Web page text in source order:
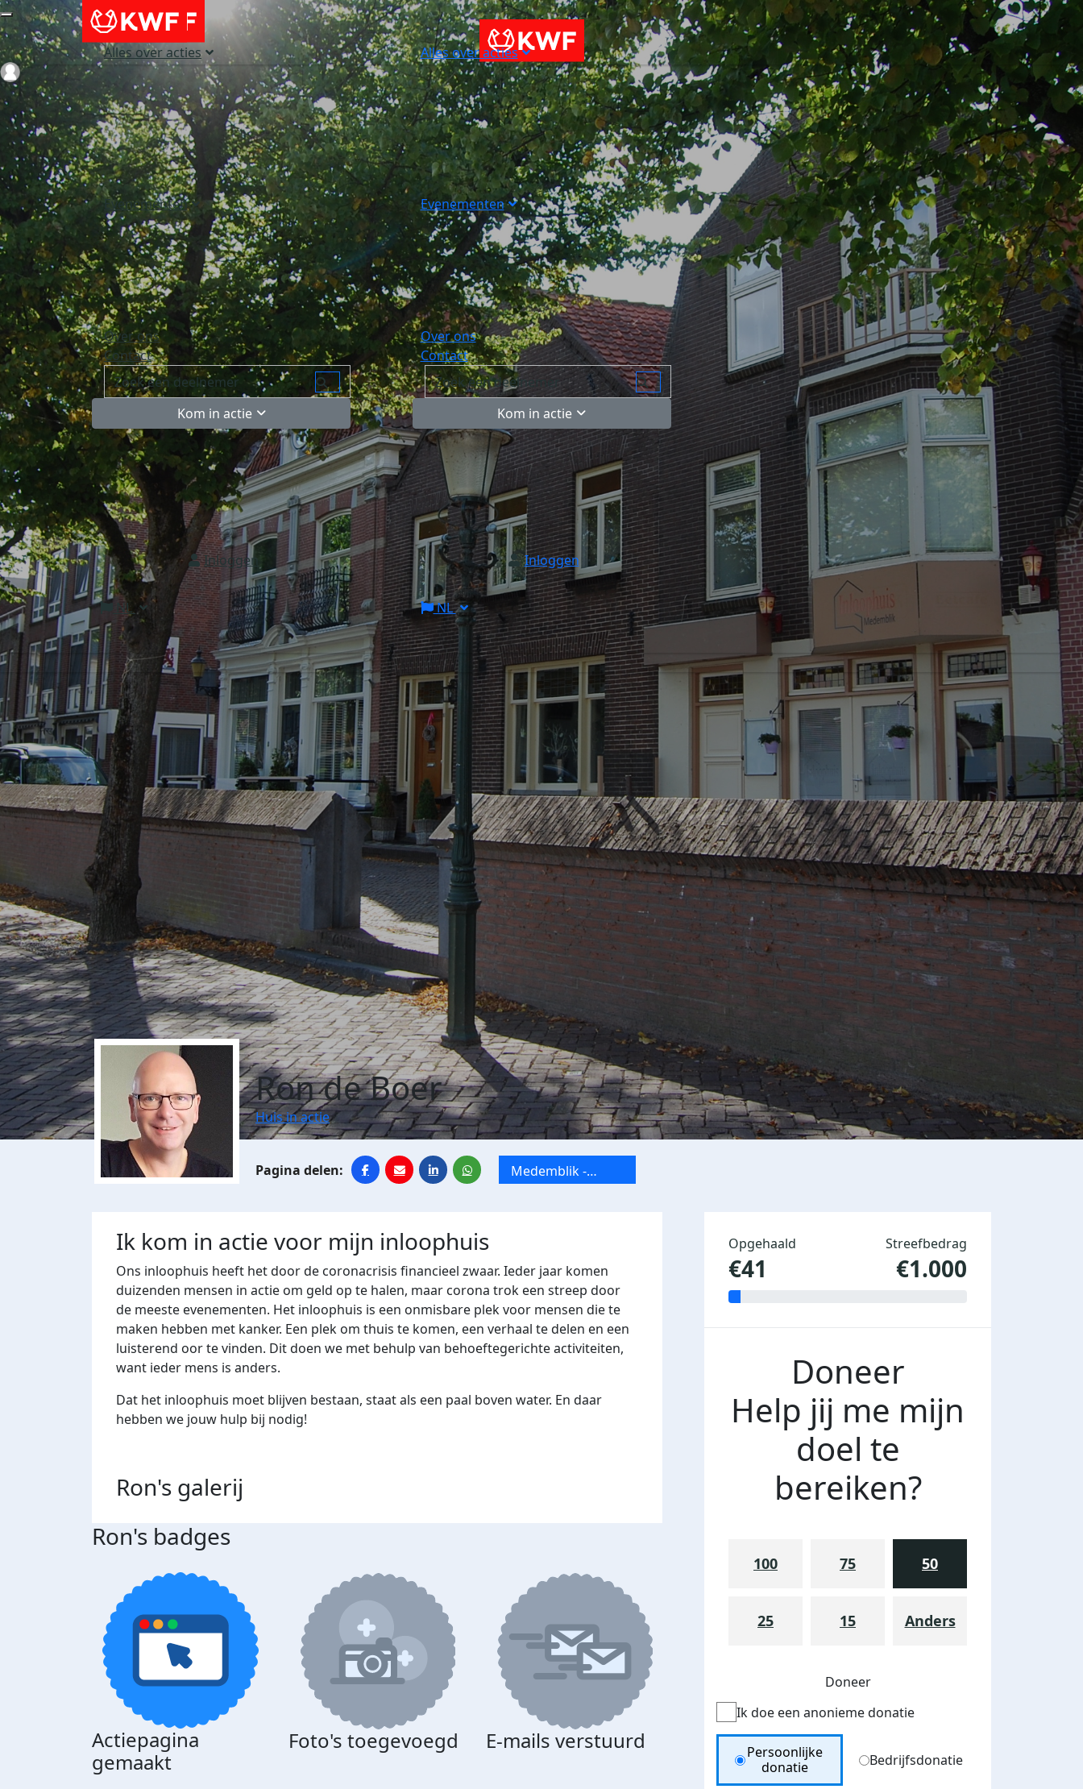
Alles over acties
Evenementen
Over ons
Contact
Kom in actie
Inloggen
NL
Alles over acties
Evenementen
Over ons
Contact
Kom in actie
Inloggen
NL
Login
Ron de Boer
Huis in actie
Medemblik -
Inloophuis
Ik kom in actie voor mijn inloophuis
Ons inloophuis heeft het door de coronacrisis financieel zwaar. Ieder jaar komen
duizenden mensen in actie om geld op te halen, maar corona trok een streep door
de meeste evenementen. Het inloophuis is een onmisbare plek voor mensen die te
maken hebben met kanker. Een plek om thuis te komen, een verhaal te delen en een
luisterend oor te vinden. Dit doen we met behulp van behoeftegerichte activiteiten,
want ieder mens is anders.
Dat het inloophuis moet blijven bestaan, staat als een paal boven water. En daar
hebben we jouw hulp bij nodig!
Ron's galerij
Ron's badges
Actiepagina
gemaakt
Foto's toegevoegd E-mails verstuurd
Opgehaald
€41
Streefbedrag
€1.000
Doneer
Help jij me mijn
doel te
bereiken?
100 75 50
25 15 Anders
Doneer
Ik doe een anonieme donatie
Donation Type
Persoonlijke
donatie
Bedrijfsdonatie